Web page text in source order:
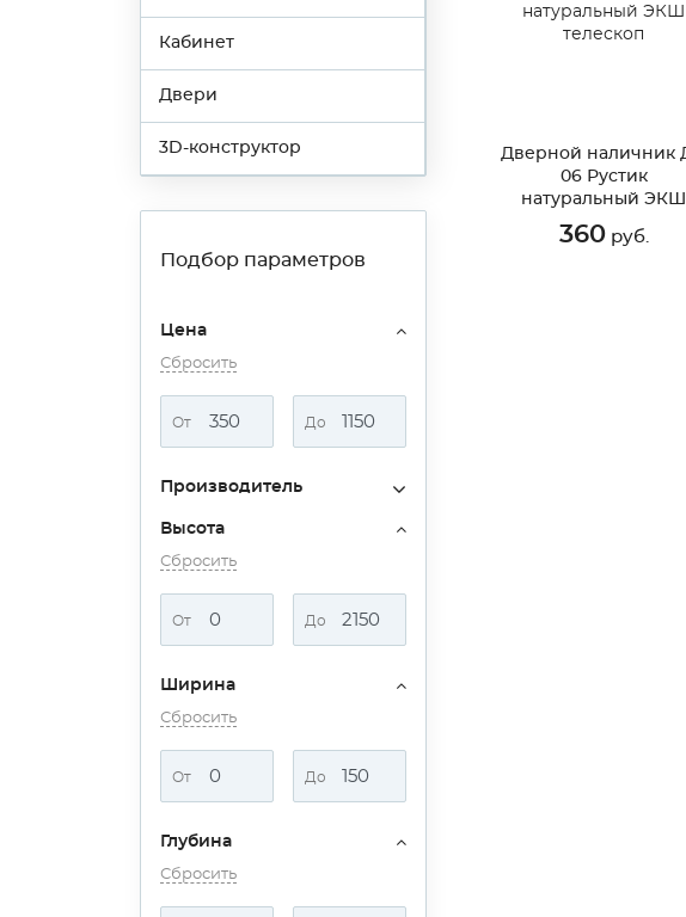
Кабинет
Двери
3D-конструктор
Подбор параметров
Цена
Сбросить
От До
Производитель
Высота
Сбросить
От До
Ширина
Сбросить
От До
Глубина
Сбросить
Дверной наличник
06 Рустик
натуральный ЭКШ
телескоп
360руб.